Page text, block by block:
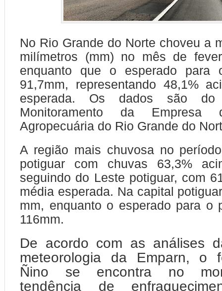
No Rio Grande do Norte choveu a
milímetros (mm) no mês de
enquanto que o esperado para
91,7mm, representando 48,1%
esperada. Os dados são do
Monitoramento da Empresa
Agropecuária do Rio Grande do
A região mais chuvosa no
potiguar com chuvas 63,3%
seguindo do Leste potiguar, com
média esperada. Na capital
mm, enquanto o esperado para o
116mm.
De acordo com as análises
meteorologia da Emparn, o
Ñino se encontra no
tendência de